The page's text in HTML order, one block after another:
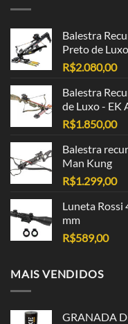
Balestra
Preto de
R$2.080,00
Balestra
de Luxo - EK
R$1.850,00
Balestra
Man Kung
R$1.299,00
Luneta Rossi
mm
R$589,00
MAIS VENDIDOS
GRANADA